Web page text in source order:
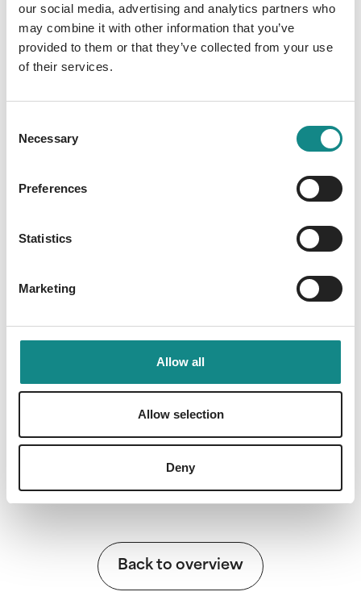
our social media, advertising and analytics partners who
may combine it with other information that you’ve
provided to them or that they’ve collected from your use
of their services.
Selection
Necessary
Preferences
Statistics
Marketing
Allow all
Allow selection
Deny
Lebensbudget ab, ist zugleich
Einlasskontrolle, Impfnachweis, persönliche
ID und achtet auf die Verwendung von
Dunklen Wörtern. Der Protagonist, Robin
dramatischen Erlebnissen wird ihm klar, dass
worden war, in Wirklichkeit gar nicht existiert.
Am Ende wird er selbst – mit Unterstützung
führt die Menschen zurück in die Freiheit. Ein
erkennbar!
Back to overview